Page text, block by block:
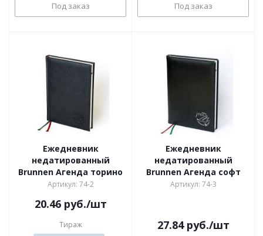
Под заказ Под заказ
Ежедневник
недатированный
Brunnen Агенда торино
Артикул: 74-2
20.46руб./шт
Тираж
Ежедневник
недатированный
Brunnen Агенда софт
Артикул: 74-3
27.84руб./шт